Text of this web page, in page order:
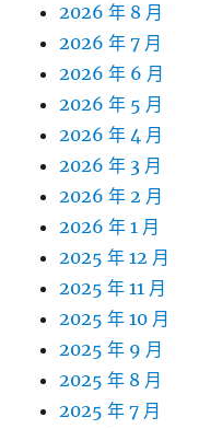
2026 年 8 月
2026 年 7 月
2026 年 6 月
2026 年 5 月
2026 年 4 月
2026 年 3 月
2026 年 2 月
2026 年 1 月
2025 年 12 月
2025 年 11 月
2025 年 10 月
2025 年 9 月
2025 年 8 月
2025 年 7 月